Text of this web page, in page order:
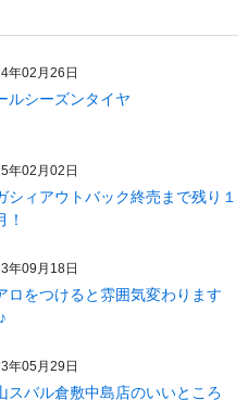
年02月26日
ルシーズンタイヤ
年02月02日
シィアウトバック終売まで残り１
！
年09月18日
ロをつけると雰囲気変わります
年05月29日
スバル倉敷中島店のいいところ